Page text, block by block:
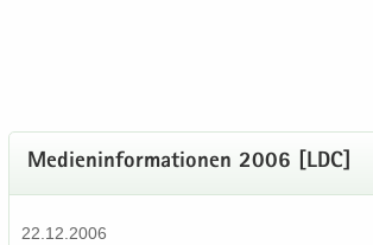
Me­di­en­in­for­ma­tio­nen 2006 [LDC]
22.12.2006